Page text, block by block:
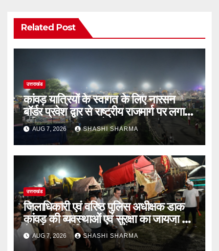
Related Post
उत्तराखंड
कांवड़ यात्रियों के स्वागत के लिए नारसन
बॉर्डर प्रवेश द्वार से राष्ट्रीय राजमार्ग पर लगाई
गई रंगीन एलईडी लाइटें
AUG 7, 2026 SHASHI SHARMA
उत्तराखंड
जिलाधिकारी एवं वरिष्ठ पुलिस अधीक्षक डाक
कांवड़ की व्यवस्थाओं एवं सुरक्षा का जायजा लेने
बैरागी कैंप पार्किंग स्थल जीरो ग्राउंड पर देर
रात्रि पहुंचे
AUG 7, 2026 SHASHI SHARMA